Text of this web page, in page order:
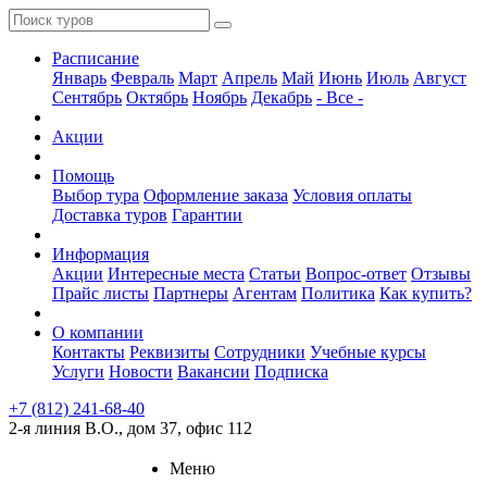
Расписание
Январь Февраль Март Апрель Май Июнь Июль Август
Сентябрь Октябрь Ноябрь Декабрь - Все -
Акции
Помощь
Выбор тура Оформление заказа Условия оплаты
Доставка туров Гарантии
Информация
Акции Интересные места Статьи Вопрос-ответ Отзывы
Прайс листы Партнеры Агентам Политика Как купить?
О компании
Контакты Реквизиты Сотрудники Учебные курсы
Услуги Новости Вакансии Подписка
+7 (812) 241-68-40
2-я линия В.О., дом 37, офис 112
Меню